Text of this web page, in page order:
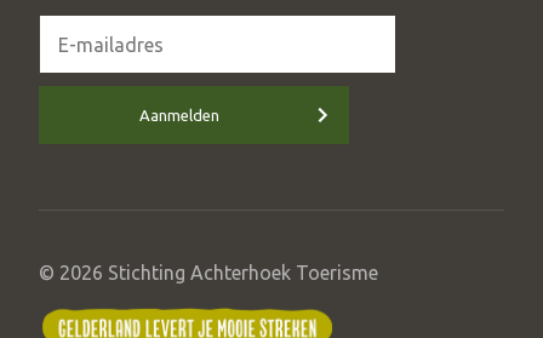
Aanmelden
© 2026 Stichting Achterhoek Toerisme